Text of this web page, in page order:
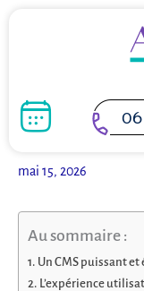
mai 15, 2026
Au sommaire :
Un CMS puissant
L’expérience